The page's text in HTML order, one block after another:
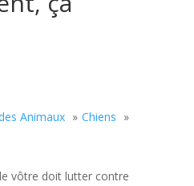
Animaux
Chiens
vôtre doit lutter contre